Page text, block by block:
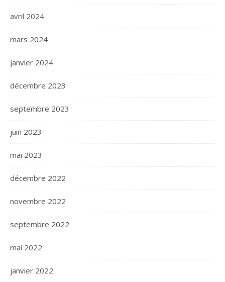
avril 2024
mars 2024
janvier 2024
décembre 2023
septembre 2023
juin 2023
mai 2023
décembre 2022
novembre 2022
septembre 2022
mai 2022
janvier 2022